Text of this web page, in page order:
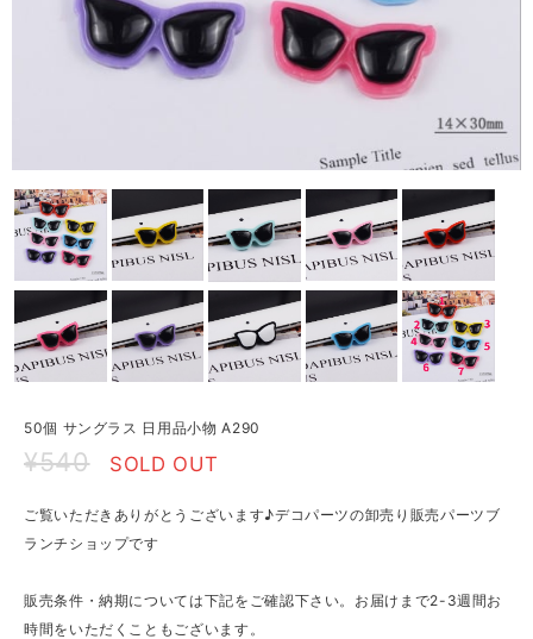
50個 サングラス 日用品小物 A290
¥540 SOLD OUT
ご覧いただきありがとうございます♪デコパーツの卸売り販売パーツブ
ランチショップです
販売条件・納期については下記をご確認下さい。お届けまで2-3週間お
時間をいただくこともございます。